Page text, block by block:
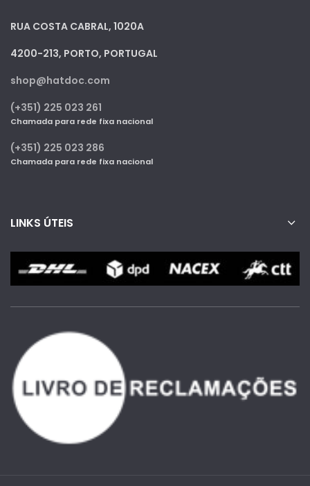
RUA COSTA CABRAL, 1020A
4200-213, PORTO, PORTUGAL
shop@hatdoc.com
(+351) 225 023 261
Chamada para rede fixa nacional
(+351) 225 023 286
Chamada para rede fixa nacional
LINKS ÚTEIS